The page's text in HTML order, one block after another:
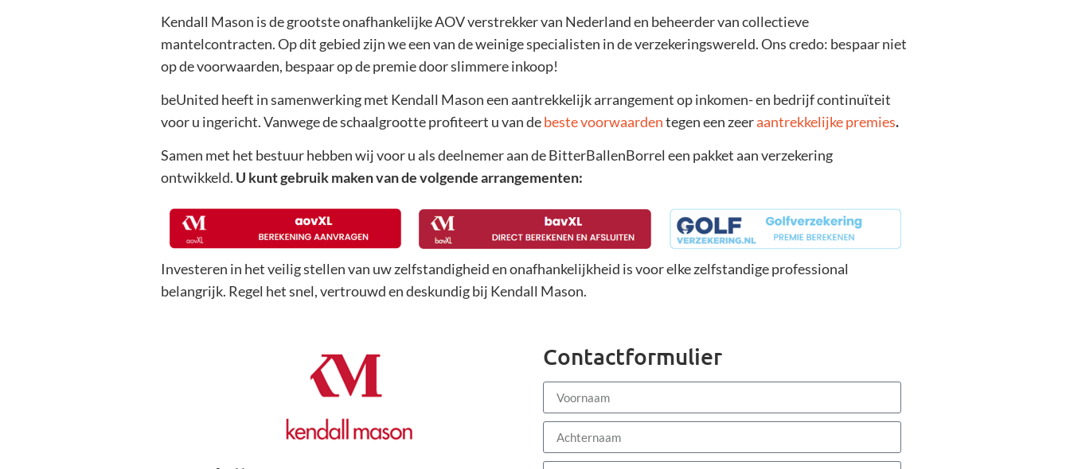
Kendall Mason is de grootste onafhankelijke AOV verstrekker van Nederland en beheerder van collectieve
mantelcontracten. Op dit gebied zijn we een van de weinige specialisten in de verzekeringswereld. Ons credo: bespaar niet
op de voorwaarden, bespaar op de premie door slimmere inkoop!
beUnited heeft in samenwerking met Kendall Mason een aantrekkelijk arrangement op inkomen- en bedrijf continuïteit
voor u ingericht. Vanwege de schaalgrootte profiteert u van debeste voorwaardentegen een zeeraantrekkelijke premies.
Samen met het bestuur hebben wij voor u als deelnemer aan de BitterBallenBorrel een pakket aan verzekering
ontwikkeld. U kunt gebruik maken van de volgende arrangementen:
Investeren in het veilig stellen van uw zelfstandigheid en onafhankelijkheid is voor elke zelfstandige professional
belangrijk. Regel het snel, vertrouwd en deskundig bij Kendall Mason.
Contactformulier